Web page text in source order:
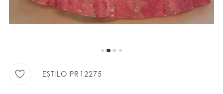
ESTILO PR12275